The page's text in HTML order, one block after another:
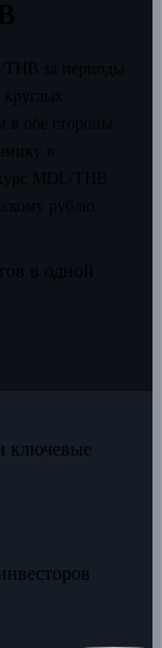
ключевые